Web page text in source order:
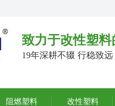
致力于改性塑
19年深耕不辍 行稳致远
阻燃塑料 改性塑料